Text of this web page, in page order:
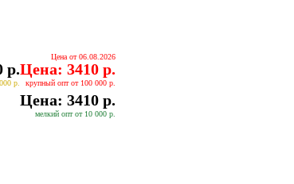
Цена от 06.08.2026
Цена: 3410 р.
крупный опт от 100 000 р.
р.
р.
Цена: 3410 р.
мелкий опт от 10 000 р.